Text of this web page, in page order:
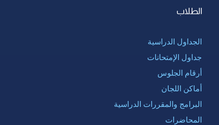
الطلاب
الجداول الدراسية
جداول الإمتحانات
أرقام الجلوس
أماكن اللجان
البرامج والمقررات الدراسية
المحاضرات